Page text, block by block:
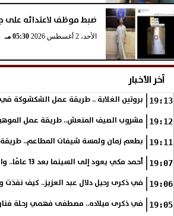
ضبط موظف لاعتدائه على
الأحد، 2 أغسطس 2026 05:30 مـ
آخر الأخبار
19:13 بروتين الغلابة .. طريقة عمل الشكشوكة في
19:12 مشروب الصيف المنعش.. طريقة عمل
19:11 بطعم زمان ولمسة شيفات المطاعم..
19:07 أحمد مكي يعود إلى السينما بعد 13 عامًا.. وانطلاق تصوير «فرصة سعيدة»
19:06 في ذكرى رحيل دلال عبد العزيز.. كيف
19:05 في ذكرى ميلاده.. مصطفى فهمي رحلة فنان